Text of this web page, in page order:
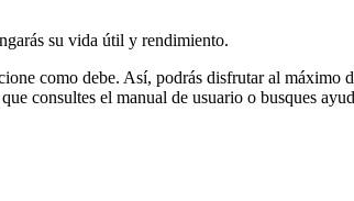
su vida útil y rendimiento.
como debe. Así, podrás disfrutar al máximo
consultes el manual de usuario o busques